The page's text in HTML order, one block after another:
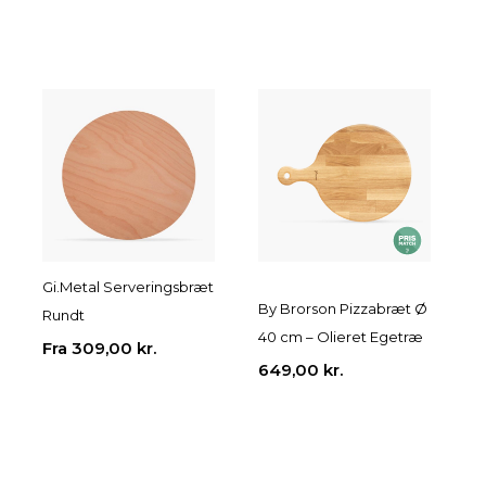
Gi.Metal Serveringsbræt
Rundt
Fra309,00 kr.
By Brorson Pizzabræt Ø
40 cm – Olieret Egetræ
649,00 kr.